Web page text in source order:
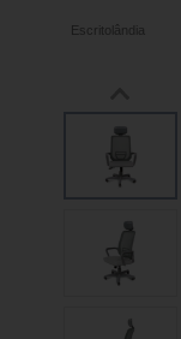
Escritolândia